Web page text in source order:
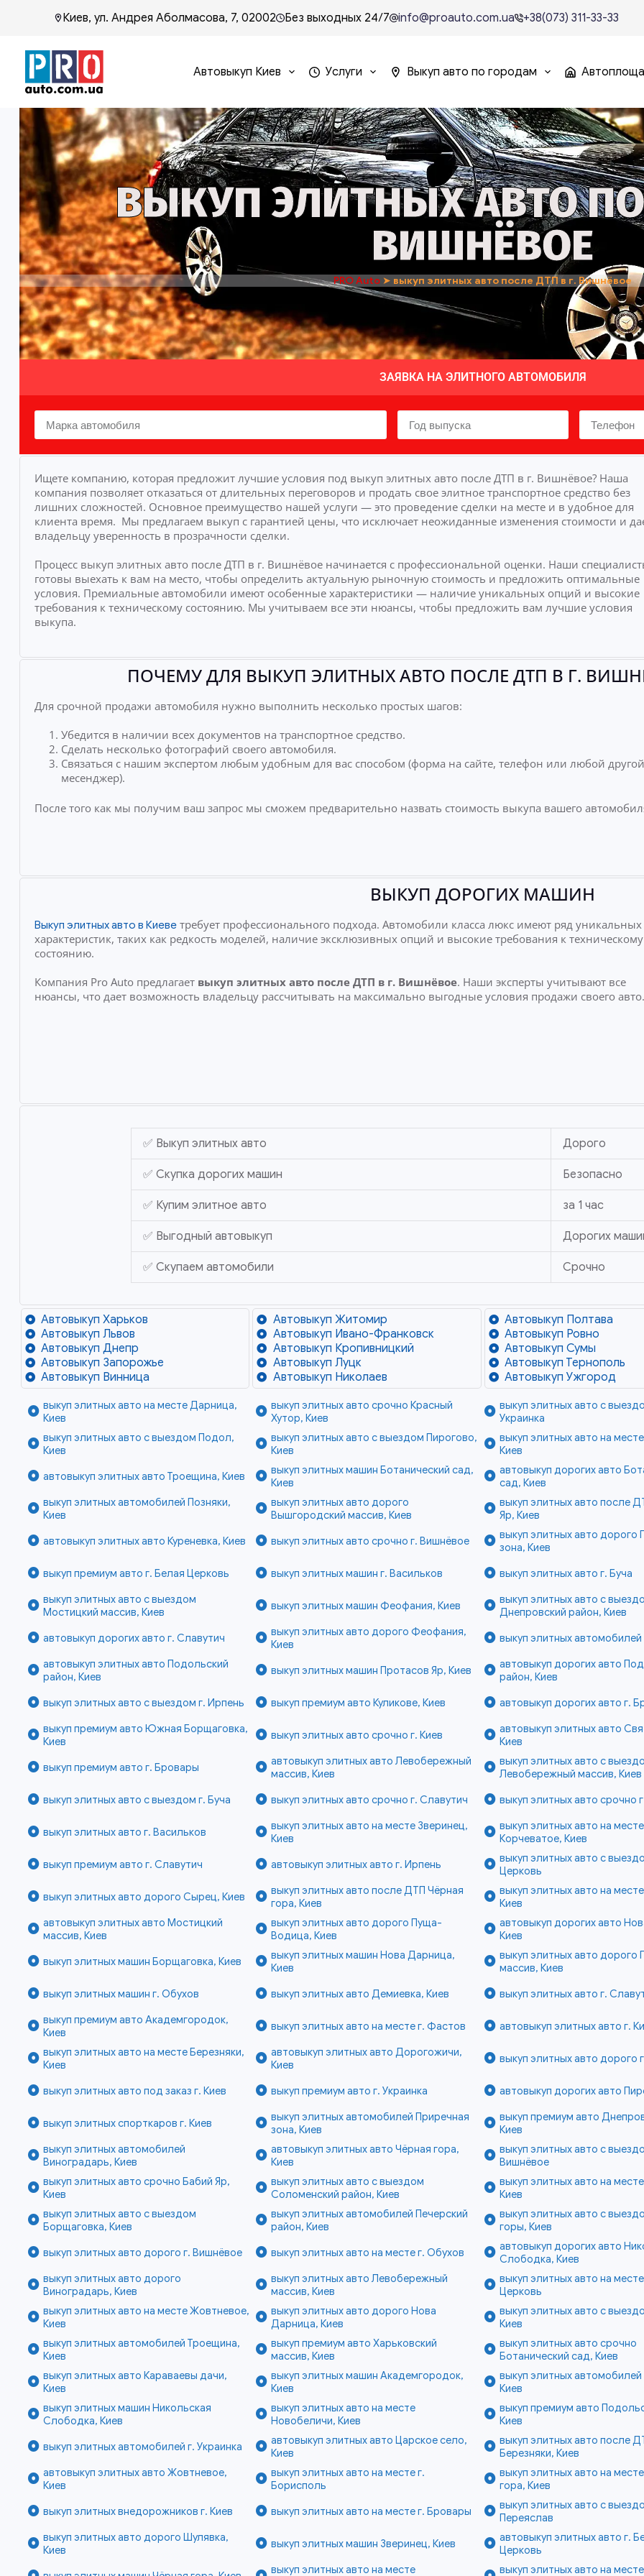
Киев, ул. Андрея Аболмасова, 7, 02002 Без выходных 24/7 info@proauto.com.ua +38(073) 311-33-33
Автовыкуп Киев Услуги Выкуп авто по городам
ВЫКУП ЭЛИТНЫХ АВТО
ВИШНЁВОЕ
PRO Auto ➤ выкуп элитных авто после ДТП в г. Вишнёвое
ЗАЯВКА НА ЭЛИТНОГО АВТОМОБИЛЯ
Ищете компанию, которая предложит лучшие условия под выкуп элитных авто после ДТП в г. Вишнёвое? Наша
компания позволяет отказаться от длительных переговоров и продать свое элитное транспортное средство без
лишних сложностей. Основное преимущество нашей услуги — это проведение сделки на месте и в удобное для
клиента время. Мы предлагаем выкуп с гарантией цены, что исключает неожиданные изменения стоимости и
владельцу уверенность в прозрачности сделки.
Процесс выкуп элитных авто после ДТП в г. Вишнёвое начинается с профессиональной оценки. Наши
готовы выехать к вам на место, чтобы определить актуальную рыночную стоимость и предложить оптимальные
условия. Премиальные автомобили имеют особенные характеристики — наличие уникальных опций и высокие
требования к техническому состоянию. Мы учитываем все эти нюансы, чтобы предложить вам лучшие условия
выкупа.
ПОЧЕМУ ДЛЯ ВЫКУП ЭЛИТНЫХ АВТО ПОСЛЕ ДТП В Г.
Для срочной продажи автомобиля нужно выполнить несколько простых шагов:
Убедится в наличии всех документов на транспортное средство.
Сделать несколько фотографий своего автомобиля.
Связаться с нашим экспертом любым удобным для вас способом (форма на сайте, телефон или любой
месенджер).
После того как мы получим ваш запрос мы сможем предварительно назвать стоимость выкупа вашего
ВЫКУП ДОРОГИХ МАШИН
Выкуп элитных авто в Киеветребует профессионального подхода. Автомобили класса люкс имеют ряд уникальных
характеристик, таких как редкость моделей, наличие эксклюзивных опций и высокие требования к техническому
состоянию.
Компания Pro Auto предлагает выкуп элитных авто после ДТП в г. Вишнёвое. Наши эксперты учитывают все
нюансы, что дает возможность владельцу рассчитывать на максимально выгодные условия продажи своего авто.
✅ Выкуп элитных авто Дорого
✅ Скупка дорогих машин Безопасно
✅ Купим элитное авто за 1 час
✅ Выгодный автовыкуп Дорогих
✅ Скупаем автомобили Срочно
Автовыкуп Харьков
Автовыкуп Львов
Автовыкуп Днепр
Автовыкуп Запорожье
Автовыкуп Винница
Автовыкуп Житомир
Автовыкуп Ивано-Франковск
Автовыкуп Кропивницкий
Автовыкуп Луцк
Автовыкуп Николаев
Автовыкуп Полтава
Автовыкуп Ровно
Автовыкуп Сумы
Автовыкуп Тернополь
Автовыкуп Ужгород
выкуп элитных авто на месте Дарница,
Киев
выкуп элитных авто срочно Красный
Хутор, Киев
выкуп элитных авто с
Украинка
выкуп элитных авто с выездом Подол,
Киев
выкуп элитных авто с выездом Пирогово,
Киев
выкуп элитных авто на
Киев
автовыкуп элитных авто Троещина, Киев
выкуп элитных машин Ботанический сад,
Киев
автовыкуп дорогих авто
сад, Киев
выкуп элитных автомобилей Позняки,
Киев
выкуп элитных авто дорого
Вышгородский массив, Киев
выкуп элитных авто после
Яр, Киев
автовыкуп элитных авто Куреневка, Киев
выкуп элитных авто срочно г. Вишнёвое
выкуп элитных авто дорого
зона, Киев
выкуп премиум авто г. Белая Церковь
выкуп элитных машин г. Васильков
выкуп элитных авто г. Буча
выкуп элитных авто с выездом
Мостицкий массив, Киев
выкуп элитных машин Феофания, Киев
выкуп элитных авто с
Днепровский район, Киев
автовыкуп дорогих авто г. Славутич
выкуп элитных авто дорого Феофания,
Киев
выкуп элитных автомобилей
автовыкуп элитных авто Подольский
район, Киев
выкуп элитных машин Протасов Яр, Киев
автовыкуп дорогих авто
район, Киев
выкуп элитных авто с выездом г. Ирпень
выкуп премиум авто Куликове, Киев
автовыкуп дорогих авто г.
выкуп премиум авто Южная Борщаговка,
Киев
выкуп элитных авто срочно г. Киев
автовыкуп элитных авто
Киев
выкуп премиум авто г. Бровары
автовыкуп элитных авто Левобережный
массив, Киев
выкуп элитных авто с
Левобережный массив, Киев
выкуп элитных авто с выездом г. Буча
выкуп элитных авто срочно г. Славутич выкуп элитных авто срочно
выкуп элитных авто г. Васильков
выкуп элитных авто на месте Зверинец,
Киев
выкуп элитных авто на месте
Корчеватое, Киев
выкуп премиум авто г. Славутич
автовыкуп элитных авто г. Ирпень
выкуп элитных авто с
Церковь
выкуп элитных авто дорого Сырец, Киев
выкуп элитных авто после ДТП Чёрная
гора, Киев
выкуп элитных авто на
Киев
автовыкуп элитных авто Мостицкий
массив, Киев
выкуп элитных авто дорого Пуща-
Водица, Киев
автовыкуп дорогих авто
Киев
выкуп элитных машин Борщаговка, Киев
выкуп элитных машин Нова Дарница,
Киев
выкуп элитных авто дорого
массив, Киев
выкуп элитных машин г. Обухов
выкуп элитных авто Демиевка, Киев
выкуп элитных авто г.
выкуп премиум авто Академгородок,
Киев
выкуп элитных авто на месте г. Фастов
автовыкуп элитных авто г.
выкуп элитных авто на месте Березняки,
Киев
автовыкуп элитных авто Дорогожичи,
Киев
выкуп элитных авто дорого
выкуп элитных авто под заказ г. Киев выкуп премиум авто г. Украинка автовыкуп дорогих авто
выкуп элитных спорткаров г. Киев
выкуп элитных автомобилей Приречная
зона, Киев
выкуп премиум авто
Киев
выкуп элитных автомобилей
Виноградарь, Киев
автовыкуп элитных авто Чёрная гора,
Киев
выкуп элитных авто с
Вишнёвое
выкуп элитных авто срочно Бабий Яр,
Киев
выкуп элитных авто с выездом
Соломенский район, Киев
выкуп элитных авто на
Киев
выкуп элитных авто с выездом
Борщаговка, Киев
выкуп элитных автомобилей Печерский
район, Киев
выкуп элитных авто с
горы, Киев
выкуп элитных авто дорого г. Вишнёвое
выкуп элитных авто на месте г. Обухов
автовыкуп дорогих авто
Слободка, Киев
выкуп элитных авто дорого
Виноградарь, Киев
выкуп элитных авто Левобережный
массив, Киев
выкуп элитных авто на
Церковь
выкуп элитных авто на месте Жовтневое,
Киев
выкуп элитных авто дорого Нова
Дарница, Киев
выкуп элитных авто с
Киев
выкуп элитных автомобилей Троещина,
Киев
выкуп премиум авто Харьковский
массив, Киев
выкуп элитных авто срочно
Ботанический сад, Киев
выкуп элитных авто Караваевы дачи,
Киев
выкуп элитных машин Академгородок,
Киев
выкуп элитных автомобилей
Киев
выкуп элитных машин Никольская
Слободка, Киев
выкуп элитных авто на месте
Новобеличи, Киев
выкуп премиум авто
Киев
выкуп элитных автомобилей г. Украинка
автовыкуп элитных авто Царское село,
Киев
выкуп элитных авто после
Березняки, Киев
автовыкуп элитных авто Жовтневое,
Киев
выкуп элитных авто на месте г.
Борисполь
выкуп элитных авто на
гора, Киев
выкуп элитных внедорожников г. Киев
выкуп элитных авто на месте г. Бровары
выкуп элитных авто с
Переяслав
выкуп элитных авто дорого Шулявка,
Киев
выкуп элитных машин Зверинец, Киев
автовыкуп элитных авто г.
Церковь
выкуп элитных авто на месте выкуп элитных авто на